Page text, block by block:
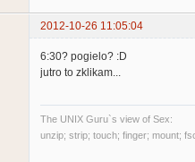
2012-10-26 11:05:04
6:30? pogielo? :D
jutro to zklikam...
The UNIX Guru`s view of Sex:
unzip; strip; touch; finger; mount;